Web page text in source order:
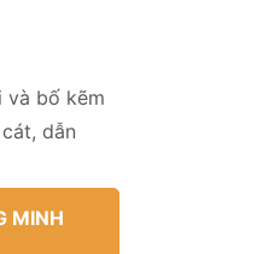
và bố kẽm
dẫn
MINH